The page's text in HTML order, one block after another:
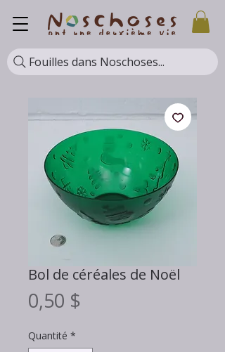
Fouilles dans Noschoses...
Bol de céréales de Noël
0,50 $
Quantité *